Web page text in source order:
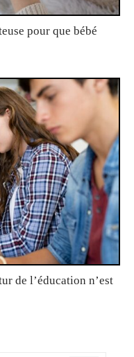
pour que bébé
de l’éducation n’est